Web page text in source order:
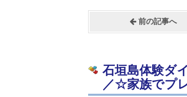
前の記事へ
石垣島体験ダ
／☆家族でプ